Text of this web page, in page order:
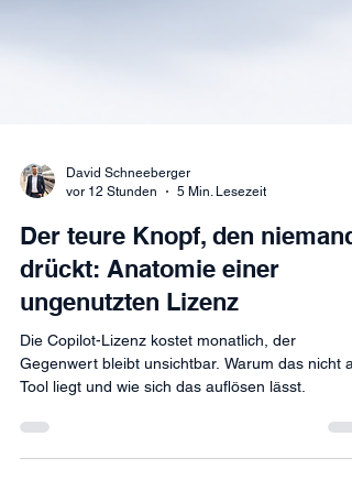
vor 12 Stunden
5 Min. Lesezeit
Der teure Knopf, den niemand
drückt: Anatomie einer
ungenutzten Lizenz
Die Copilot-Lizenz kostet monatlich, der
Tool liegt und wie sich das auflösen lässt.